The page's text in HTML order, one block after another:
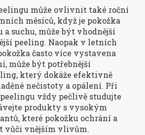
může ovlivnit také roční
měsíců, když je pokožka
suchu, může být vhodnější
peeling. Naopak v letních
často více vystavena
může být potřebnější
který dokáže efektivně
nečistoty a opálení. Při
vždy pečlivě studujte
produkty s vysokým
které pokožku ochrání a
vůči vnějším vlivům.